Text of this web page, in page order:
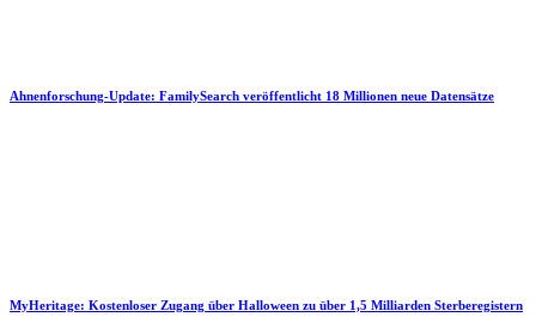
Ahnenforschung-Update: FamilySearch veröffentlicht 18 Millionen neue Datensätze
MyHeritage: Kostenloser Zugang über Halloween zu über 1,5 Milliarden Sterberegistern